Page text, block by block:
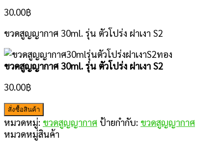
30.00฿
ขวดสูญญากาศ 30ml. รุ่น ตัวโปร่ง ฝาเงา S2
ขวดสูญญากาศ 30ml. รุ่น ตัวโปร่ง ฝาเงา S2
30.00฿
สั่งซื้อสินค้า
หมวดหมู่: ขวดสูญญากาศ ป้ายกำกับ: ขวดสูญญากาศ
หมวดหมู่สินค้า